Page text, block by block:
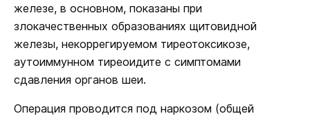
железе, в основном, показаны при
злокачественных образованиях щитовидной
железы, некоррегируемом тиреотоксикозе,
аутоиммунном тиреоидите с симптомами
сдавления органов шеи.
Операция проводится под наркозом (общей